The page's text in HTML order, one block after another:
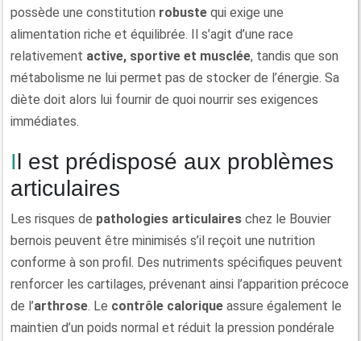
possède une constitution robuste qui exige une
alimentation riche et équilibrée. Il s’agit d’une race
relativement active, sportive et musclée, tandis que son
métabolisme ne lui permet pas de stocker de l’énergie. Sa
diète doit alors lui fournir de quoi nourrir ses exigences
immédiates.
Il est prédisposé aux problèmes
articulaires
Les risques de pathologies articulaires chez le Bouvier
bernois peuvent être minimisés s’il reçoit une nutrition
conforme à son profil. Des nutriments spécifiques peuvent
renforcer les cartilages, prévenant ainsi l’apparition précoce
de l’arthrose. Le contrôle calorique assure également le
maintien d’un poids normal et réduit la pression pondérale